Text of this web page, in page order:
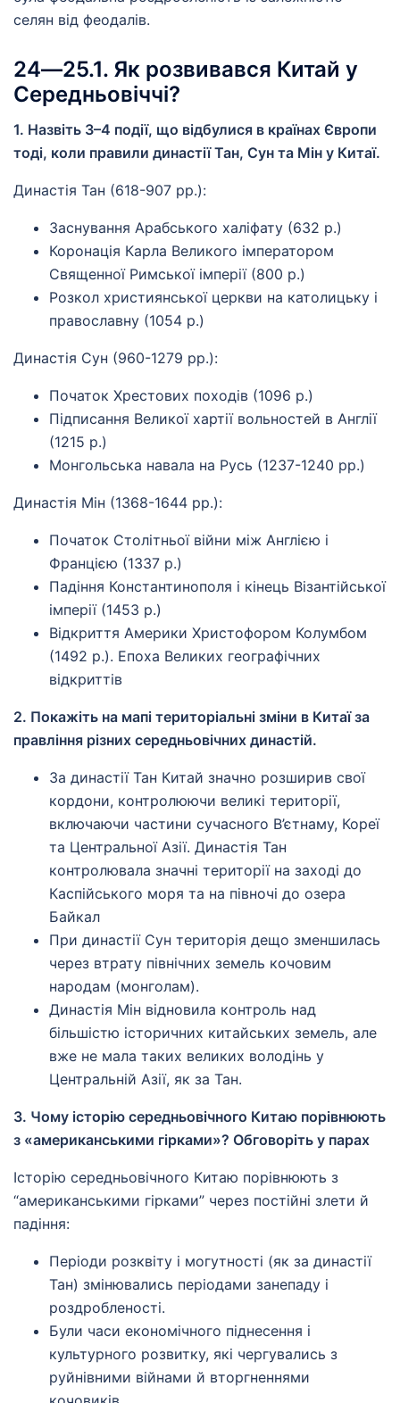
селян від феодалів.
24―25.1. Як розвивався Китай у
Середньовіччі?
1. Назвіть 3–4 події, що відбулися в країнах Європи
тоді, коли правили династії Тан, Сун та Мін у Китаї.
Династія Тан (618-907 рр.):
Заснування Арабського халіфату (632 р.)
Коронація Карла Великого імператором
Священної Римської імперії (800 р.)
Розкол християнської церкви на католицьку і
православну (1054 р.)
Династія Сун (960-1279 рр.):
Початок Хрестових походів (1096 р.)
Підписання Великої хартії вольностей в Англії
(1215 р.)
Монгольська навала на Русь (1237-1240 рр.)
Династія Мін (1368-1644 рр.):
Початок Столітньої війни між Англією і
Францією (1337 р.)
Падіння Константинополя і кінець Візантійської
імперії (1453 р.)
Відкриття Америки Христофором Колумбом
(1492 р.). Епоха Великих географічних
відкриттів
2. Покажіть на мапі територіальні зміни в Китаї за
правління різних середньовічних династій.
За династії Тан Китай значно розширив свої
кордони, контролюючи великі території,
включаючи частини сучасного В’єтнаму, Кореї
та Центральної Азії. Династія Тан
контролювала значні території на заході до
Каспійського моря та на півночі до озера
Байкал
При династії Сун територія дещо зменшилась
через втрату північних земель кочовим
народам (монголам).
Династія Мін відновила контроль над
більшістю історичних китайських земель, але
вже не мала таких великих володінь у
Центральній Азії, як за Тан.
3. Чому історію середньовічного Китаю порівнюють
з «американськими гірками»? Обговоріть у парах
Історію середньовічного Китаю порівнюють з
“американськими гірками” через постійні злети й
падіння:
Періоди розквіту і могутності (як за династії
Тан) змінювались періодами занепаду і
роздробленості.
Були часи економічного піднесення і
культурного розвитку, які чергувались з
руйнівними війнами й вторгненнями